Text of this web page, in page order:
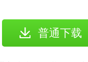
普通下载